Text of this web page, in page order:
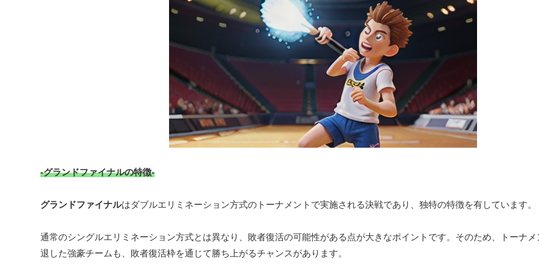
-グランドファイナルの特徴-
グランドファイナルはダブルエリミネーション方式のトーナメントで実施される決戦であり、独特の特徴を有しています。
通常のシングルエリミネーション方式とは異なり、敗者復活の可能性がある点が大きなポイントです。そのため、トーナ
退した強豪チームも、敗者復活枠を通じて勝ち上がるチャンスがあります。